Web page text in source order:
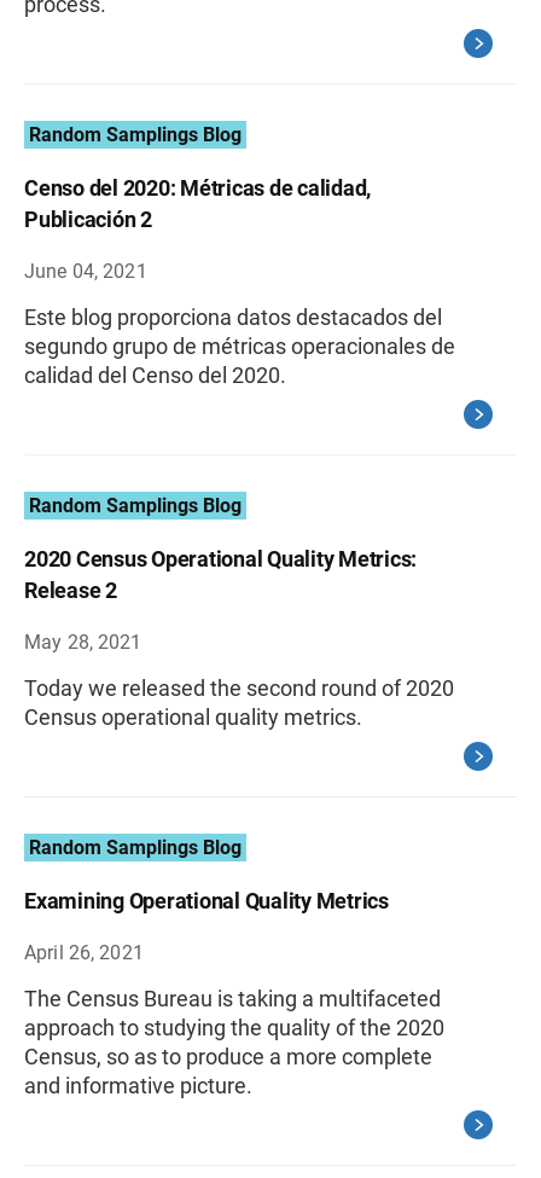
Random Samplings Blog
Censo del 2020: Métricas de calidad,
Publicación 2
June 04, 2021
Este blog proporciona datos destacados del
segundo grupo de métricas operacionales de
calidad del Censo del 2020.
Random Samplings Blog
2020 Census Operational Quality Metrics:
Release 2
May 28, 2021
Today we released the second round of 2020
Census operational quality metrics.
Random Samplings Blog
Examining Operational Quality Metrics
April 26, 2021
The Census Bureau is taking a multifaceted
approach to studying the quality of the 2020
Census, so as to produce a more complete
and informative picture.